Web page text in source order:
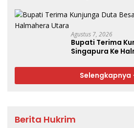
Agustus 7, 2026
Bupati Terima
Singapura Ke
Selengkapnya
Berita Hukrim